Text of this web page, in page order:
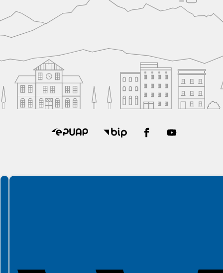
Spełniamy standardy WCAG 2.2
Spełniamy standardy W3C